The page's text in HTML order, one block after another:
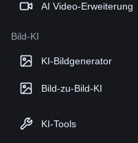
AI Video-Erweiterung
Bild-KI
KI-Bildgenerator
Bild-zu-Bild-KI
KI-Tools